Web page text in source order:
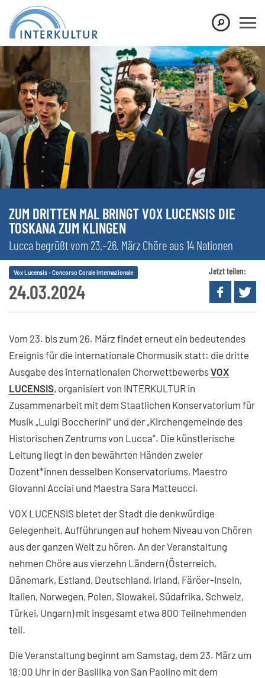
ZUM DRITTEN MAL BRINGT VOX LUCENSIS DIE
TOSKANA ZUM KLINGEN
Lucca begrüßt vom 23.–26. März Chöre aus 14 Nationen
24.03.2024
Vox Lucensis - Concorso Corale Internazionale Jetzt teilen:
Vom 23. bis zum 26. März findet erneut ein bedeutendes
Ereignis für die internationale Chormusik statt: die dritte
Ausgabe des internationalen ChorwettbewerbsVOX
LUCENSIS, organisiert von INTERKULTUR in
Zusammenarbeit mit dem Staatlichen Konservatorium für
Musik „Luigi Boccherini“ und der „Kirchengemeinde des
Historischen Zentrums von Lucca“. Die künstlerische
Leitung liegt in den bewährten Händen zweier
Dozent*innen desselben Konservatoriums, Maestro
Giovanni Acciai und Maestra Sara Matteucci.
VOX LUCENSIS bietet der Stadt die denkwürdige
Gelegenheit, Aufführungen auf hohem Niveau von Chören
aus der ganzen Welt zu hören. An der Veranstaltung
nehmen Chöre aus vierzehn Ländern (Österreich,
Dänemark, Estland, Deutschland, Irland, Färöer-Inseln,
Italien, Norwegen, Polen, Slowakei, Südafrika, Schweiz,
Türkei, Ungarn) mit insgesamt etwa 800 Teilnehmenden
teil.
Die Veranstaltung beginnt am Samstag, dem 23. März um
18:00 Uhr in der Basilika von San Paolino mit dem